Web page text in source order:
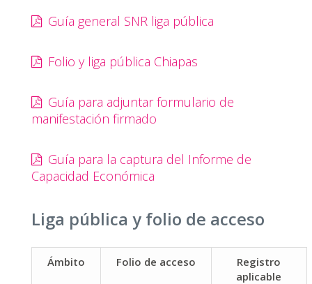
Guía general SNR liga pública
Folio y liga pública Chiapas
Guía para adjuntar formulario de
manifestación firmado
Guía para la captura del Informe de
Capacidad Económica
Liga pública y folio de acceso
Ámbito Folio de acceso
Registro
aplicable